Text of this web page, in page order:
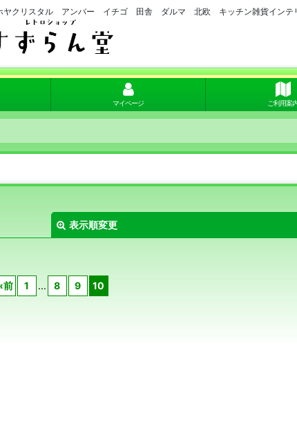
リスタル アンバー イチゴ 田舎 ダルマ 北欧 キッチン雑貨インテリ
マイページ ご利用案
表示順変更
前 1 ... 8 9 10